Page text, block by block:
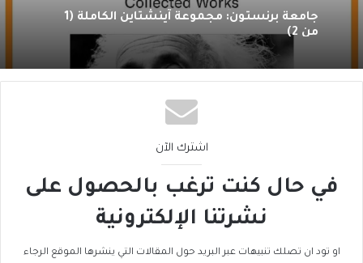
جامعة برنستون: مجموعة آينشتاين الكاملة (1
من 2)
اشترك الآن
في حال كنت ترغب بالحصول على
نشرتنا الإلكترونية
او تود ان تصلك تنبيهات عبر البريد حول المقالات التي ينشرها الموقع الرجاء